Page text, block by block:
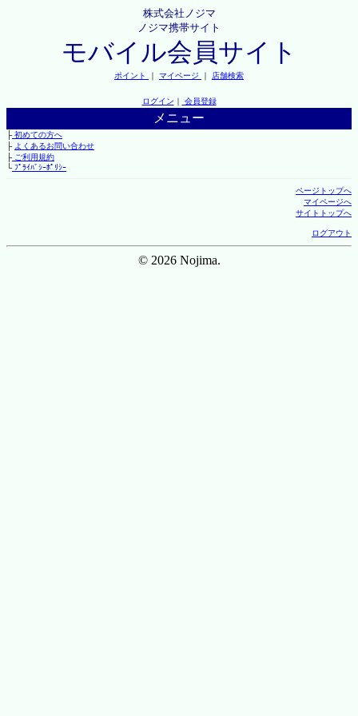
株式会社ノジマ
ノジマ携帯サイト
モバイル会員サイト
ポイント ｜ マイページ ｜ 店舗検索
ログイン ｜ 会員登録
メニュー
├初めての方へ
├ よくあるお問い合わせ
├ご利用規約
└ﾌﾟﾗｲﾊﾞｼｰﾎﾟﾘｼｰ
ページトップへ
マイページへ
サイトトップへ
ログアウト
© 2026 Nojima.